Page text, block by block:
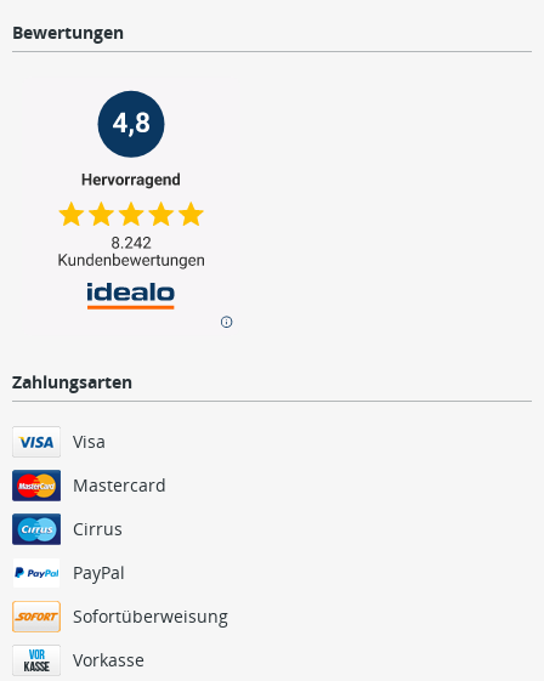
Bewertungen
Zahlungsarten
Visa
Mastercard
Cirrus
PayPal
Sofortüberweisung
Vorkasse